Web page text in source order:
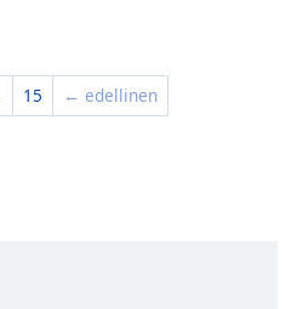
15 ← edellinen